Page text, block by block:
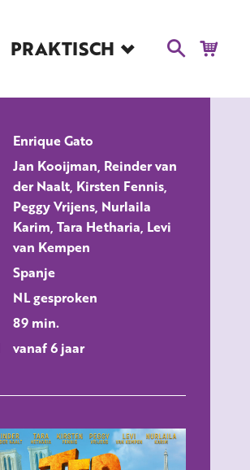
PRAKTISCH
Blog
Educatie
Kaartverkoop en
Tarieven
Over Het Ketelhuis
Vacatures
ALLE FILMS
Enrique Gato
Jan Kooijman, Reinder van
der Naalt, Kirsten Fennis,
Peggy Vrijens, Nurlaila
Karim, Tara Hetharia, Levi
van Kempen
Spanje
NL gesproken
89 min.
vanaf 6 jaar